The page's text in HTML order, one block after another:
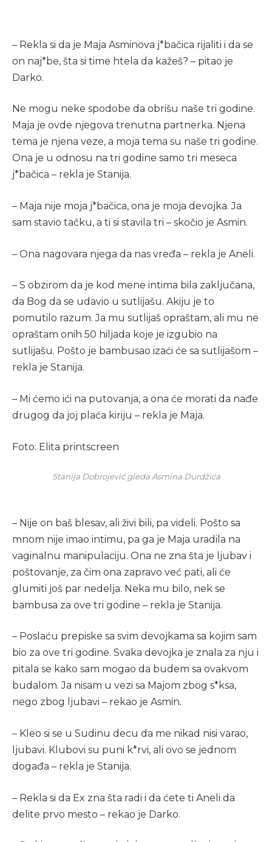
– Rekla si da je Maja Asminova j*bačica rijaliti i da se
on naj*be, šta si time htela da kažeš? – pitao je
Darko.
Ne mogu neke spodobe da obrišu naše tri godine.
Maja je ovde njegova trenutna partnerka. Njena
tema je njena veze, a moja tema su naše tri godine.
Ona je u odnosu na tri godine samo tri meseca
j*bačica – rekla je Stanija.
– Maja nije moja j*bačica, ona je moja devojka. Ja
sam stavio tačku, a ti si stavila tri – skočio je Asmin.
– Ona nagovara njega da nas vređa – rekla je Aneli.
– S obzirom da je kod mene intima bila zaključana,
da Bog da se udavio u sutlijašu. Akiju je to
pomutilo razum. Ja mu sutlijaš opraštam, ali mu ne
opraštam onih 50 hiljada koje je izgubio na
sutlijašu. Pošto je bambusao izaći će sa sutlijašom –
rekla je Stanija.
– Mi ćemo ići na putovanja, a ona će morati da nađe
drugog da joj plaća kiriju – rekla je Maja.
Foto: Elita printscreen
Stanija Dobrojević gleda Asmina Durdžića
– Nije on baš blesav, ali živi bili, pa videli. Pošto sa
mnom nije imao intimu, pa ga je Maja uradila na
vaginalnu manipulaciju. Ona ne zna šta je ljubav i
poštovanje, za čim ona zapravo već pati, ali će
glumiti još par nedelja. Neka mu bilo, nek se
bambusa za ove tri godine – rekla je Stanija.
– Poslaću prepiske sa svim devojkama sa kojim sam
bio za ove tri godine. Svaka devojka je znala za nju i
pitala se kako sam mogao da budem sa ovakvom
budalom. Ja nisam u vezi sa Majom zbog s*ksa,
nego zbog ljubavi – rekao je Asmin.
– Kleo si se u Sudinu decu da me nikad nisi varao,
ljubavi. Klubovi su puni k*rvi, ali ovo se jednom
događa – rekla je Stanija.
– Rekla si da Ex zna šta radi i da ćete ti Aneli da
delite prvo mesto – rekao je Darko.